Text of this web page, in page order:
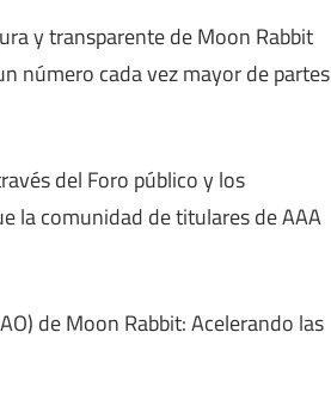
y transparente de Moon Rabbit
número cada vez mayor de partes
del Foro público y los
la comunidad de titulares de AAA
de Moon Rabbit: Acelerando las